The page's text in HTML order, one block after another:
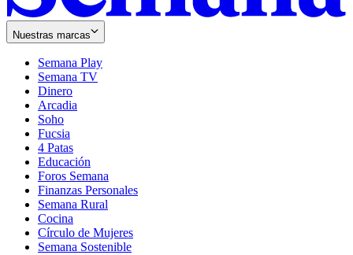
Nuestras marcas
Semana Play
Semana TV
Dinero
Arcadia
Soho
in
new
window
Fucsia
in
new
window
4 Patas
Educación
Foros Semana
Finanzas Personales
Semana Rural
Cocina
Círculo de Mujeres
Semana Sostenible